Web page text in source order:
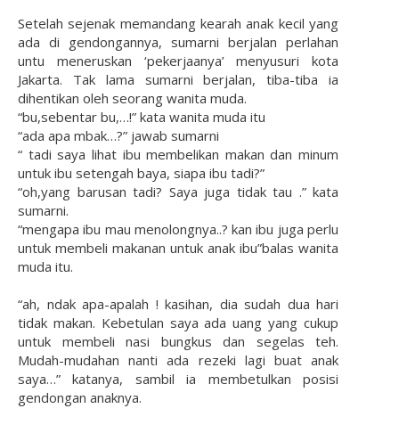
Setelah sejenak memandang kearah anak kecil yang
ada di gendongannya, sumarni berjalan perlahan
untu meneruskan ‘pekerjaanya’ menyusuri kota
Jakarta. Tak lama sumarni berjalan, tiba-tiba ia
dihentikan oleh seorang wanita muda.
“bu,sebentar bu,…!” kata wanita muda itu
“ada apa mbak…?” jawab sumarni
“ tadi saya lihat ibu membelikan makan dan minum
untuk ibu setengah baya, siapa ibu tadi?”
“oh,yang barusan tadi? Saya juga tidak tau .” kata
sumarni.
“mengapa ibu mau menolongnya..? kan ibu juga perlu
untuk membeli makanan untuk anak ibu”balas wanita
muda itu.
“ah, ndak apa-apalah ! kasihan, dia sudah dua hari
tidak makan. Kebetulan saya ada uang yang cukup
untuk membeli nasi bungkus dan segelas teh.
Mudah-mudahan nanti ada rezeki lagi buat anak
saya…” katanya, sambil ia membetulkan posisi
gendongan anaknya.